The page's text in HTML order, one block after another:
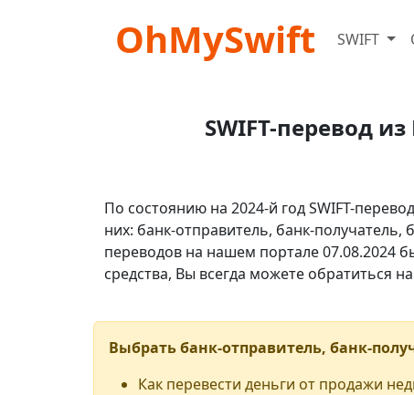
OhMySwift SWIFT
SWIFT-перевод
По состоянию на 2024-й год SWIFT-
них: банк-отправитель, банк-получатель,
переводов на нашем портале 07.08.2024
средства, Вы всегда можете обратиться
Выбрать банк-отправитель, банк-
Как перевести деньги от продажи